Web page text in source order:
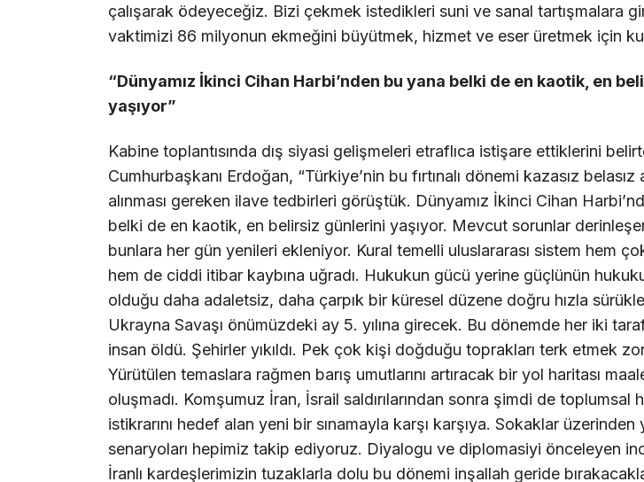
çalışarak ödeyeceğiz. Bizi çekmek istedikleri suni ve sanal tartışmalara
vaktimizi 86 milyonun ekmeğini büyütmek, hizmet ve eser üretmek için
“Dünyamız İkinci Cihan Harbi’nden bu yana belki de en kaotik, en
yaşıyor”
Kabine toplantısında dış siyasi gelişmeleri etraflıca istişare ettiklerini
Cumhurbaşkanı Erdoğan, “Türkiye’nin bu fırtınalı dönemi kazasız belasız
alınması gereken ilave tedbirleri görüştük. Dünyamız İkinci Cihan
belki de en kaotik, en belirsiz günlerini yaşıyor. Mevcut sorunlar
bunlara her gün yenileri ekleniyor. Kural temelli uluslararası sistem hem
hem de ciddi itibar kaybına uğradı. Hukukun gücü yerine güçlünün
olduğu daha adaletsiz, daha çarpık bir küresel düzene doğru hızla
Ukrayna Savaşı önümüzdeki ay 5. yılına girecek. Bu dönemde her iki
insan öldü. Şehirler yıkıldı. Pek çok kişi doğduğu toprakları terk etmek
Yürütülen temaslara rağmen barış umutlarını artıracak bir yol haritası
oluşmadı. Komşumuz İran, İsrail saldırılarından sonra şimdi de toplumsal
istikrarını hedef alan yeni bir sınamayla karşı karşıya. Sokaklar üzerinden
senaryoları hepimiz takip ediyoruz. Diyalogu ve diplomasiyi önceleyen
İranlı kardeşlerimizin tuzaklarla dolu bu dönemi inşallah geride